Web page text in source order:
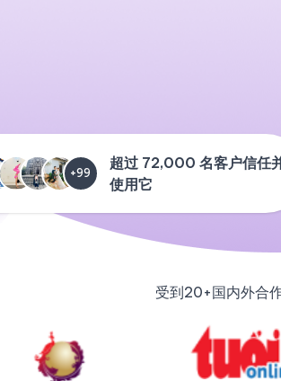
+99
超过 72,000 名客户信任
使用它
受到20+国内外合